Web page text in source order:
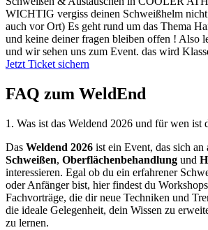
WICHTIG vergiss deinen Schweißhelm
auch vor Ort) Es geht rund um das Thema
und keine deiner fragen bleiben offen ! Also
und wir sehen uns zum Event. das wird
Jetzt Ticket sichern
FAQ zum WeldEnd
1. Was ist das Weldend 2026 und für wen ist
Das Weldend 2026 ist ein Event, das sich
Schweißen, Oberflächenbehandlung und
interessieren. Egal ob du ein erfahrener
oder Anfänger bist, hier findest du
Fachvorträge, die dir neue Techniken und
die ideale Gelegenheit, dein Wissen zu
zu lernen.